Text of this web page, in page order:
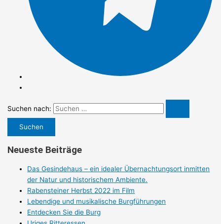
Suchen nach:
Neueste Beiträge
Das Gesindehaus – ein idealer Übernachtungsort inmitten
der Natur und historischem Ambiente.
Rabensteiner Herbst 2022 im Film
Lebendige und musikalische Burgführungen
Entdecken Sie die Burg